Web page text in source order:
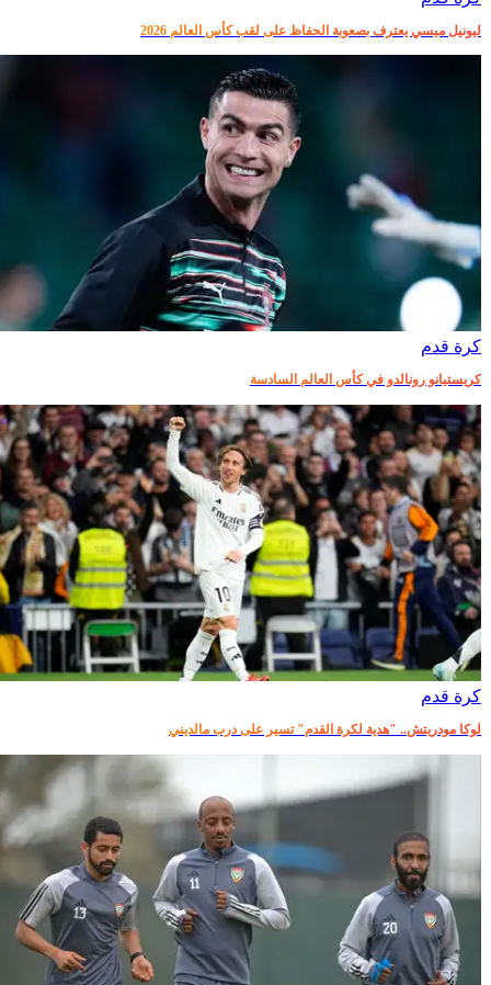
ليونيل ميسي يعترف بصعوبة الحفاظ على لقب كأس العالم 2026
كرة قدم
كريستيانو رونالدو في كأس العالم السادسة
كرة قدم
لوكا مودريتش.. "هدية لكرة القدم" تسير على درب مالديني